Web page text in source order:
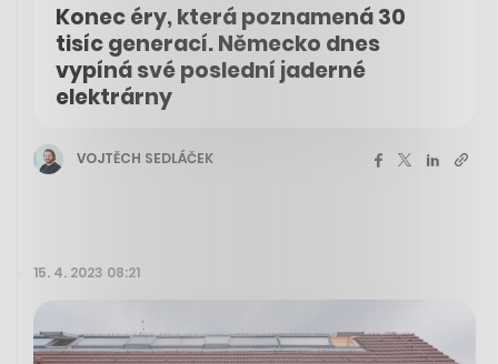
Konec éry, která poznamená 30
tisíc generací. Německo dnes
vypíná své poslední jaderné
elektrárny
VOJTĚCH SEDLÁČEK
15. 4. 2023 08:21